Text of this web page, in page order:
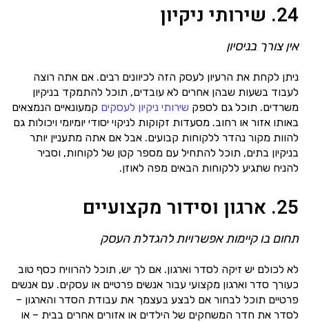
24. שירותי ניקיון
אין צורך בניסיון
ניתן לקחת את הרעיון לעסק הזה לכיוונים רבים. אם אתה רוצה
לעבוד בשעות שבהן אחרים לא עובדים, תוכל להתמקד בניקיון
משרדים. תוכל גם לספק שירותי ניקיון לעסקים קמעונאיים הנמצאים
באותו אזור או רחוב. מסעדות זקוקות לניקוי יסודי יומיומי ויכולות גם
להוות מקור נהדר ללקוחות קבועים. אבל אם אתה מתעניין יותר
בניקיון בתים, תוכל להתחיל עם מספר קטן של לקוחות, וסביר
להניח שתגיע ללקוחות הבאים מפה לאוזן.
25. ארגון וסידור מקצועיים
תחום בו קיימות אפשרויות להגדלת העסק
לא לכולם יש זיקה לסדר וארגון. אם לך יש, תוכל להרוויח כסף טוב
כעורך סדר וארגון מקצועי עבור אנשים פרטיים או עסקים. עם אנשים
פרטיים תוכל לבחור אם לבצע בעצמך את עבודת הסדר והארגון –
לסדר את חדר המשחקים של הילדים או אזורים אחרים בבית – או